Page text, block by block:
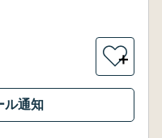
＋
ル通知